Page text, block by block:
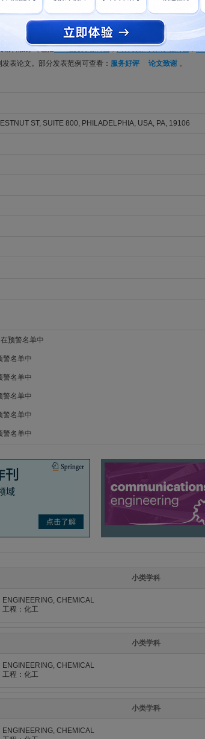
English speaker精心编辑的稿件，不仅能满足CHEMICAL
编辑和审稿人得到更好的审稿体验，让稿件最大限度地被
编辑服务（包括SCI论文英语润色，同行资深专家修改润色
表论文。部分发表范例可查看： 服务好评 论文致谢 。
ST, SUITE 800, PHILADELPHIA, USA, PA, 19106
预警名单中
警名单中
警名单中
警名单中
警名单中
警名单中
小类学科
ENGINEERING, CHEMICAL
工程：化工
小类学科
ENGINEERING, CHEMICAL
工程：化工
小类学科
ENGINEERING, CHEMICAL